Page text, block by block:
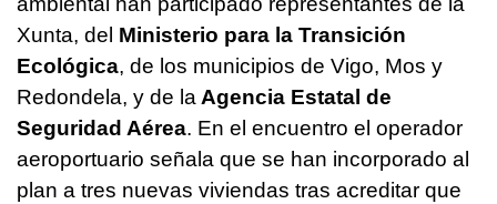
Xunta, del Ministerio para la Transición
Ecológica, de los municipios de Vigo, Mos y
Redondela, y de laAgencia Estatal de
Seguridad Aérea. En el encuentro el operador
aeroportuario señala que se han incorporado al
plan a tres nuevas viviendas tras acreditar que